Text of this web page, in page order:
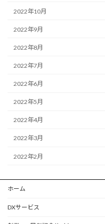
2022年10月
2022年9月
2022年8月
2022年7月
2022年6月
2022年5月
2022年4月
2022年3月
2022年2月
ホーム
DXサービス